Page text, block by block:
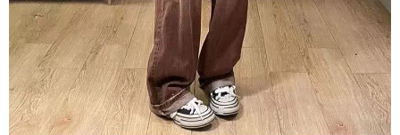
【注意事項】
１．透過由恩沛科技股份有限公司提供之「AFTEE先享後付」服務完成之交
易，需依本服務之必要範圍內提供個人資料，並將交易相關給付款項請求債
權轉讓予恩沛科技股份有限公司。
２．關於個人資料處理事宜，請瀏覽以下網址：
https://aftee.tw/terms/#terms3
３．未成年的使用者請事先徵得法定代理人或監護人之同意方可使用
「AFTEE先享後付」，若未經同意申辦者引起之損失，本公司不負相關責
宅配
每筆NT$90，滿NT$1,000(含以上)免運費
宅配離島
每筆NT$100，滿NT$1,500(含以上)免運費